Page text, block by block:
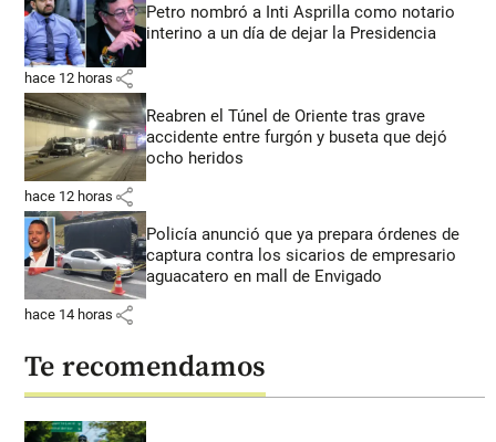
Petro nombró a Inti Asprilla como notario
interino a un día de dejar la Presidencia
hace 12 horas share
Reabren el Túnel de Oriente tras grave
accidente entre furgón y buseta que dejó
ocho heridos
hace 12 horas share
Policía anunció que ya prepara órdenes de
captura contra los sicarios de empresario
aguacatero en mall de Envigado
hace 14 horas share
Te recomendamos